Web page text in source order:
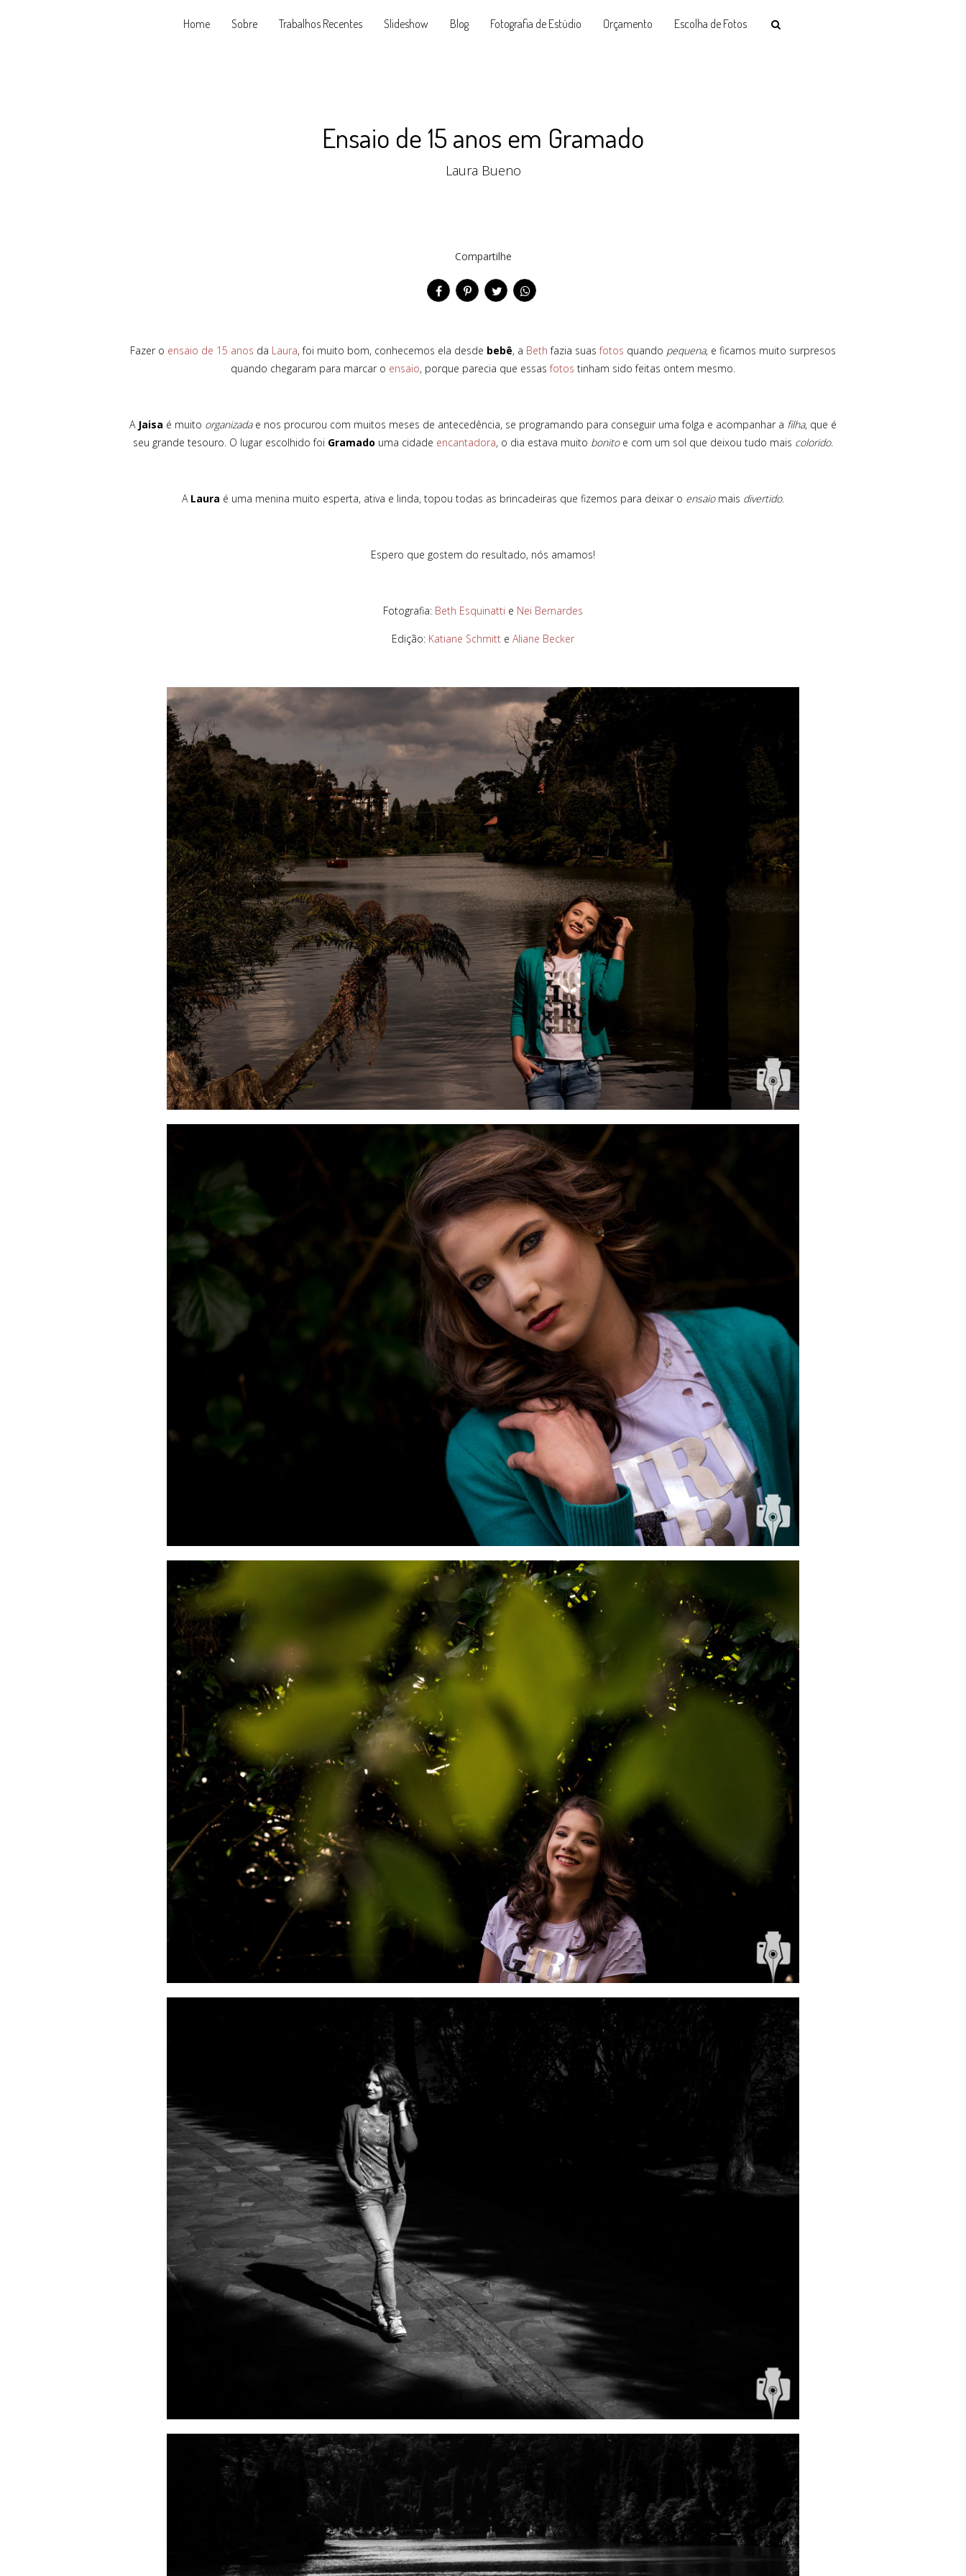
Home Sobre Trabalhos Recentes Slideshow Blog Fotografia de Estúdio Orçamento Escolha de Fotos
Ensaio de 15 anos em Gramado
Laura Bueno
Compartilhe
Fazer o ensaio de 15 anos da Laura, foi muito bom, conhecemos ela desde bebê, a Beth fazia suasfotos quando pequena, e ficamos muito surpresos
quando chegaram para marcar o ensaio, porque parecia que essasfotos tinham sido feitas ontem mesmo.
A Jaisa é muito organizadae nos procurou com muitos meses de antecedência, se programando para conseguir uma folga e acompanhar a filha, que é
seu grande tesouro. O lugar escolhido foi Gramado uma cidade encantadora, o dia estava muito bonitoe com um sol que deixou tudo mais colorido.
A Laura é uma menina muito esperta, ativa e linda, topou todas as brincadeiras que fizemos para deixar o ensaiomais divertido.
Espero que gostem do resultado, nós amamos!
Fotografia: Beth Esquinatti e Nei Bernardes
Edição: Katiane Schmitt e Aliane Becker